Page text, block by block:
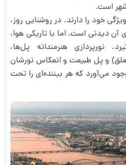
است.
خود را دارند. در روشنایی روز،
آن دیدنی است. اما با تاریکی هوا،
نورپردازی هنرمندانه پل‌ها،
و پل طبیعت و انعکاس نورشان
می‌آورد که هر بیننده‌ای را تحت